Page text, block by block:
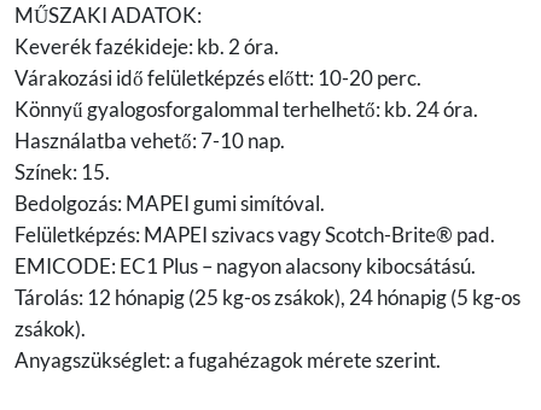
MŰSZAKI ADATOK:
Keverék fazékideje: kb. 2 óra.
Várakozási idő felületképzés előtt: 10-20 perc.
Könnyű gyalogosforgalommal terhelhető: kb. 24 óra.
Használatba vehető: 7-10 nap.
Színek: 15.
Bedolgozás: MAPEI gumi simítóval.
Felületképzés: MAPEI szivacs vagy Scotch-Brite® pad.
EMICODE: EC1 Plus – nagyon alacsony kibocsátású.
Tárolás: 12 hónapig (25 kg-os zsákok), 24 hónapig (5 kg-os
zsákok).
Anyagszükséglet: a fugahézagok mérete szerint.